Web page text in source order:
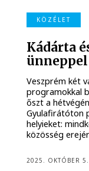
KÖZÉLET
Kádárta
Veszprém két
programokkal
őszt a
Gyulafirátóton
helyieket:
közösség
2025. OKTÓBER